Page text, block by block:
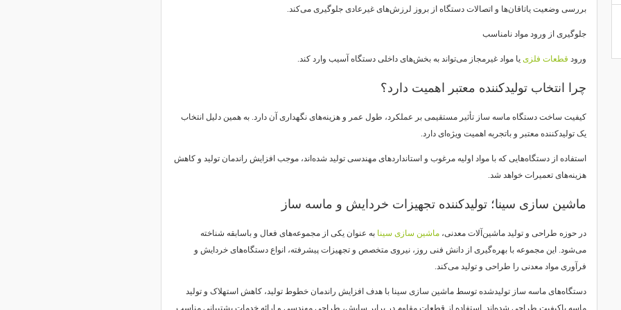
بررسی وضعیت یاتاقان‌ها و اتصالات دستگاه از بروز لرزش‌های غیرعادی جلوگیری می‌کند.
جلوگیری از ورود مواد نامناسب
ورود قطعات فلزی یا مواد غیرمجاز می‌تواند به بخش‌های داخلی دستگاه آسیب وارد کند.
چرا انتخاب تولیدکننده معتبر اهمیت دارد؟
کیفیت ساخت دستگاه ماسه ساز تأثیر مستقیمی بر عملکرد، طول عمر و هزینه‌های نگهداری آن دارد. به همین دلیل انتخاب
یک تولیدکننده معتبر و باتجربه اهمیت ویژه‌ای دارد.
استفاده از دستگاه‌هایی که با مواد اولیه مرغوب و استانداردهای مهندسی تولید شده‌اند، موجب افزایش راندمان تولید و کاهش
هزینه‌های تعمیرات خواهد شد.
ماشین سازی سینا؛ تولیدکننده تجهیزات خردایش و ماسه ساز
در حوزه طراحی و تولید ماشین‌آلات معدنی، ماشین سازی سینا به عنوان یکی از مجموعه‌های فعال و باسابقه شناخته
می‌شود. این مجموعه با بهره‌گیری از دانش فنی روز، نیروی متخصص و تجهیزات پیشرفته، انواع دستگاه‌های خردایش و
فرآوری مواد معدنی را طراحی و تولید می‌کند.
دستگاه‌های ماسه ساز تولیدشده توسط ماشین سازی سینا با هدف افزایش راندمان خطوط تولید، کاهش استهلاک و تولید
ماسه باکیفیت طراحی شده‌اند. استفاده از قطعات مقاوم در برابر سایش، طراحی مهندسی و ارائه خدمات پشتیبانی مناسب